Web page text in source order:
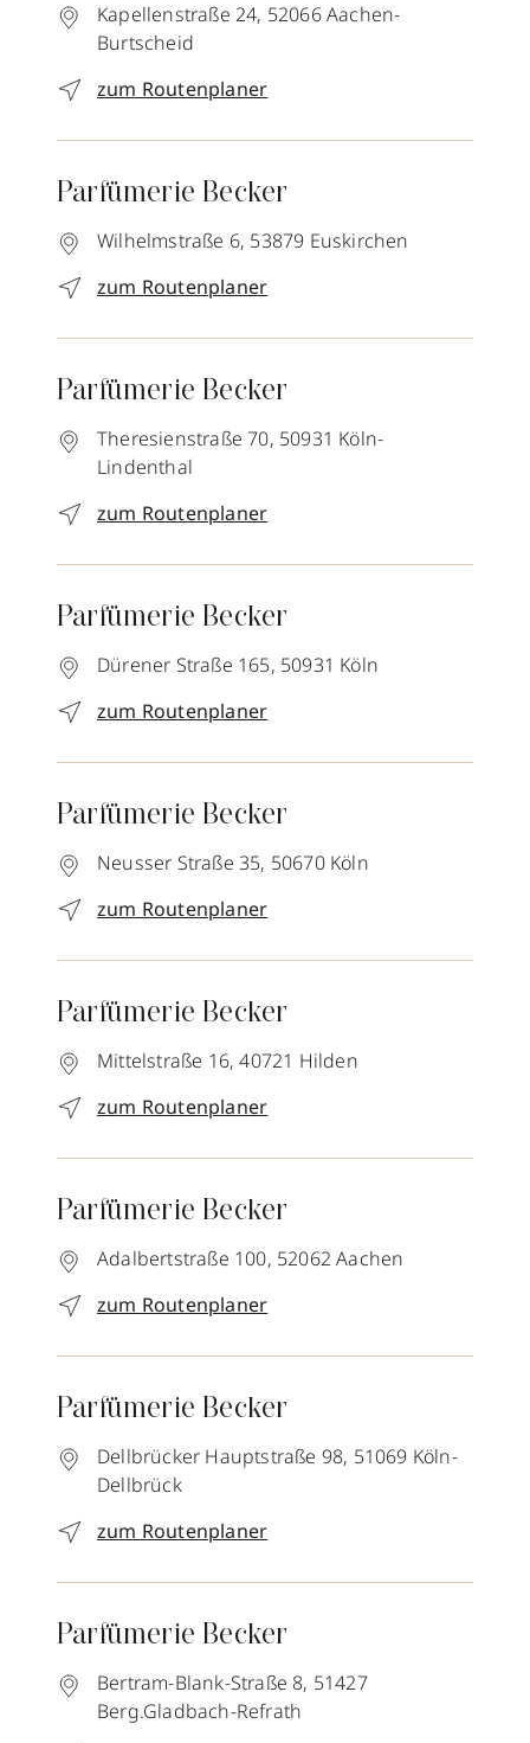
Kapellenstraße 24, 52066Aachen-
Burtscheid
zum Routenplaner
Parfümerie Becker
Wilhelmstraße 6, 53879 Euskirchen
zum Routenplaner
Parfümerie Becker
Theresienstraße 70, 50931 Köln-
Lindenthal
zum Routenplaner
Parfümerie Becker
Dürener Straße 165, 50931 Köln
zum Routenplaner
Parfümerie Becker
Neusser Straße 35, 50670 Köln
zum Routenplaner
Parfümerie Becker
Mittelstraße 16, 40721 Hilden
zum Routenplaner
Parfümerie Becker
Adalbertstraße 100, 52062 Aachen
zum Routenplaner
Parfümerie Becker
Dellbrücker Hauptstraße 98, 51069 Köln-
Dellbrück
zum Routenplaner
Parfümerie Becker
Bertram-Blank-Straße 8, 51427
Berg.Gladbach-Refrath